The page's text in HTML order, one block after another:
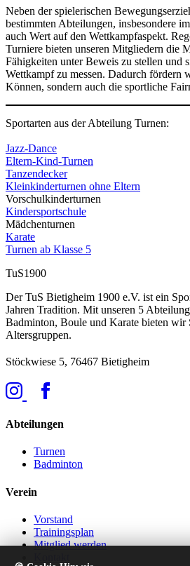
Neben der spielerischen
bestimmten Abteilungen, insbesondere im
auch Wert auf den Wettkampfaspekt.
Turniere bieten unseren Mitgliedern die
Fähigkeiten unter Beweis zu stellen und
Wettkampf zu messen. Dadurch fördern
Können, sondern auch die sportliche
Sportarten aus der Abteilung Turnen:
Jazz-Dance
Eltern-Kind-Turnen
Tanzendecker
Kleinkinderturnen ohne Eltern
Vorschulkinderturnen
Kindersportschule
Mädchenturnen
Karate
Turnen ab Klasse 5
TuS1900
Der TuS Bietigheim 1900 e.V. ist ein
Jahren Tradition. Mit unseren 5
Badminton, Boule und Karate bieten wir
Altersgruppen.
Stöckwiese 5, 76467 Bietigheim
Abteilungen
Turnen
Badminton
Verein
Vorstand
Trainingsplan
Mitglied werden